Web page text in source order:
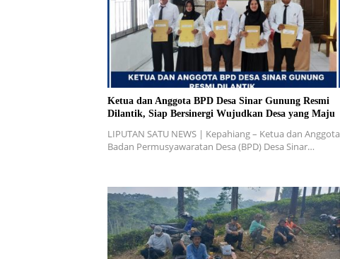
Ketua dan Anggota BPD Desa Sinar Gunung Resmi
Dilantik, Siap Bersinergi Wujudkan Desa yang Maju
LIPUTAN SATU NEWS | Kepahiang – Ketua dan Anggota
Badan Permusyawaratan Desa (BPD) Desa Sinar…